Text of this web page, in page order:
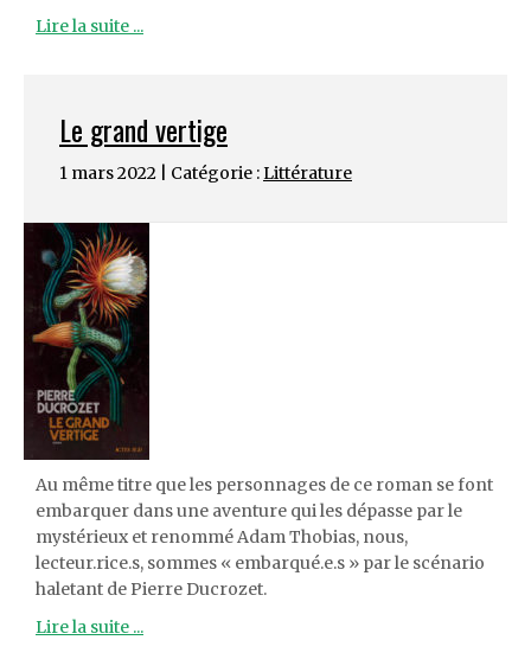
Lire la suite ...
Le grand vertige
1 mars 2022 | Catégorie :Littérature
Au même titre que les personnages de ce roman se font
embarquer dans une aventure qui les dépasse par le
mystérieux et renommé Adam Thobias, nous,
lecteur.rice.s, sommes « embarqué.e.s » par le scénario
haletant de Pierre Ducrozet.
Lire la suite ...